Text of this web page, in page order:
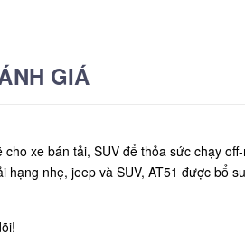
GIÁ
xe bán tải, SUV để thỏa sức chạy
nhẹ, jeep và SUV, AT51 được bổ